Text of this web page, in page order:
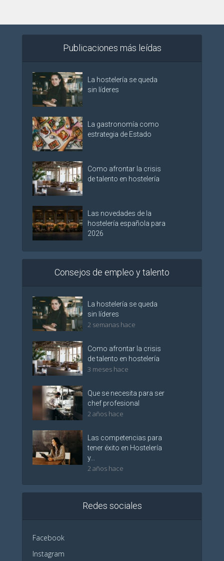
Publicaciones más leídas
La hostelería se queda
sin líderes
La gastronomía como
estrategia de Estado
Como afrontar la crisis
de talento en hostelería
Las novedades de la
hostelería española para
2026
Consejos de empleo y talento
La hostelería se queda
sin líderes
2 semanas hace
Como afrontar la crisis
de talento en hostelería
3 meses hace
Que se necesita para ser
chef profesional
2 años hace
Las competencias para
tener éxito en Hostelería
y...
2 años hace
Redes sociales
Facebook
Instagram